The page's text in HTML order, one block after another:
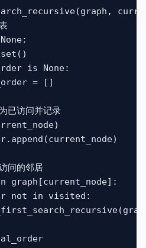
is None:
= []
已访问并记录
问的邻居
graph[current_node]:
not in visited: